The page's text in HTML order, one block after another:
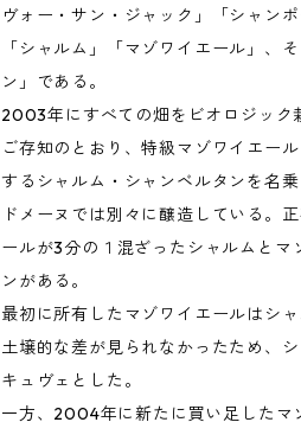
ヴォー・サン・ジャック」「シャン
「シャルム」「マゾワイエール」、
ン」である。
2003年にすべての畑をビオロジック
ご存知のとおり、特級マゾワイエー
するシャルム・シャンベルタンを名
ドメーヌでは別々に醸造している。
ールが3分の１混ざったシャルムとマ
ンがある。
最初に所有したマゾワイエールはシ
土壌的な差が見られなかったため、
キュヴェとした。
一方、2004年に新たに買い足したマ